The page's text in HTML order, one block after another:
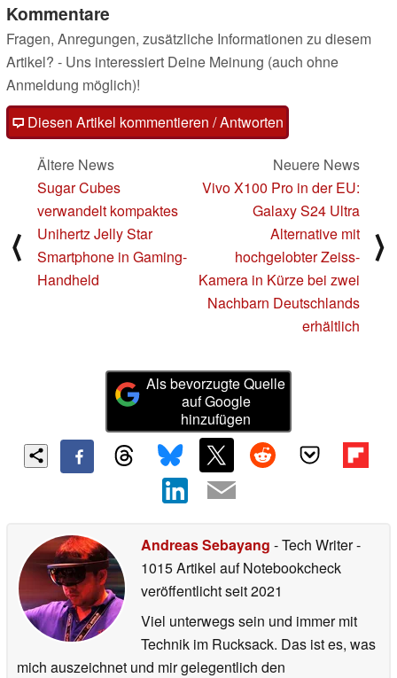
Kommentare
Fragen, Anregungen, zusätzliche Informationen zu diesem
Artikel? - Uns interessiert Deine Meinung (auch ohne
Anmeldung möglich)!
Diesen Artikel kommentieren / Antworten
⟨
Ältere News
Sugar Cubes
verwandelt kompaktes
Unihertz Jelly Star
Smartphone in Gaming-
Handheld
Neuere News
Vivo X100 Pro in der EU:
Galaxy S24 Ultra
Alternative mit
hochgelobter Zeiss-
Kamera in Kürze bei zwei
Nachbarn Deutschlands
erhältlich
⟩
Als bevorzugte Quelle
auf Google
hinzufügen
Andreas Sebayang - Tech Writer-
1015 Artikel auf Notebookcheck
veröffentlichtseit 2021
Viel unterwegs sein und immer mit
Technik im Rucksack. Das ist es, was
mich auszeichnet und mir gelegentlich den